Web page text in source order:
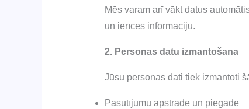
Mēs varam arī vākt datus
un ierīces informāciju.
2. Personas datu izmantošana
Jūsu personas dati tiek izmantoti
Pasūtījumu apstrāde un piegāde